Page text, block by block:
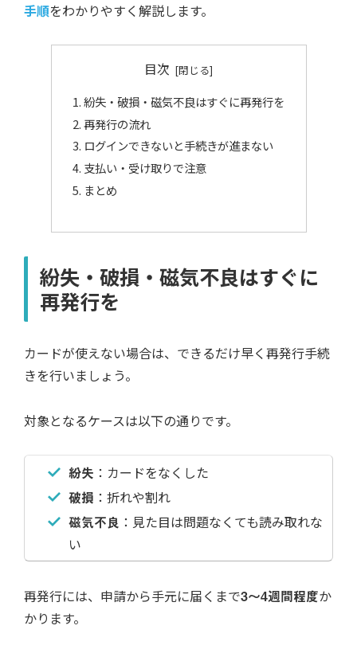
手順をわかりやすく解説します。
目次
紛失・破損・磁気不良はすぐに再発行を
再発行の流れ
ログインできないと手続きが進まない
支払い・受け取りで注意
まとめ
紛失・破損・磁気不良はすぐに
再発行を
カードが使えない場合は、できるだけ早く再発行手続
きを行いましょう。
対象となるケースは以下の通りです。
紛失 ：カードをなくした
破損 ：折れや割れ
磁気不良 ：見た目は問題なくても読み取れな
い
再発行には、申請から手元に届くまで3～4週間程度か
かります。